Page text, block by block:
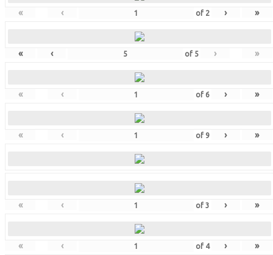
« ‹ of 2 › »
« ‹ of 5 › »
« ‹ of 6 › »
« ‹ of 9 › »
« ‹ of 3 › »
« ‹ of 4 › »